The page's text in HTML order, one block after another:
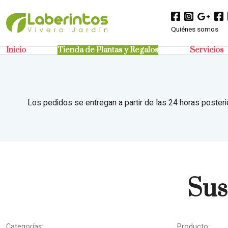
Quiénes somos
Inicio Tienda de Plantas y Regalos Servicios
Los pedidos se entregan a partir de las 24 horas